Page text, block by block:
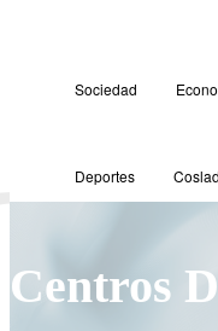
Sociedad
Deportes
Centros